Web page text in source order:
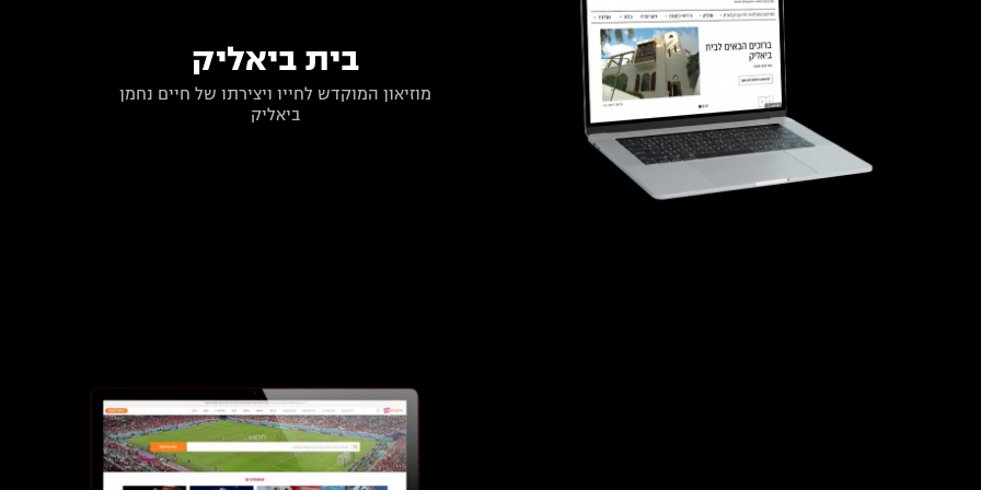
בית ביאליק
מוזיאון המוקדש לחייו ויצירתו של חיים נחמן
ביאליק